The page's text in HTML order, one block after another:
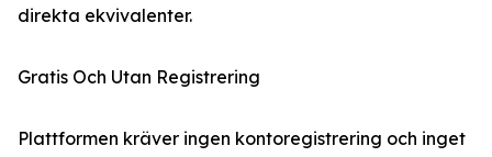
direkta ekvivalenter.
Gratis Och Utan Registrering
Plattformen kräver ingen kontoregistrering och inget